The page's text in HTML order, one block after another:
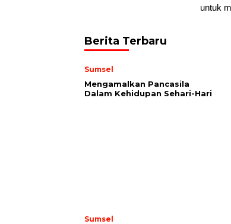
untuk
Berita Terbaru
Sumsel
Mengamalkan Pancasila
Dalam Kehidupan Sehari-Hari
Sumsel